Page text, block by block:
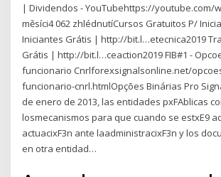
| Dividendos - YouTubehttps://youtube.com/
měsíci4 062 zhlédnutíCursos Gratuitos P/
Iniciantes Grátis | http://bit.l…etecnica2019
Grátis | http://bit.l…ceaction2019 FIB#1 -
funcionario Cnrlforexsignalsonline.net/
funcionario-cnrl.htmlOpções Binárias Pro
de enero de 2013, las entidades pxFAblicas
losmecanismos para que cuando se estxE9
actuacixF3n ante laadministracixF3n y los
en otra entidad…